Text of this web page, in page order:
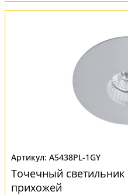
A5438PL-1GY
Точечный светильник
прихожей